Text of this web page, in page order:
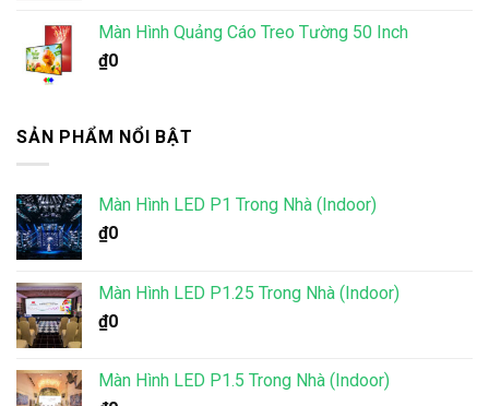
Màn Hình Quảng Cáo Treo Tường 50 Inch
₫0
SẢN PHẨM NỔI BẬT
Màn Hình LED P1 Trong Nhà (Indoor)
₫0
Màn Hình LED P1.25 Trong Nhà (Indoor)
₫0
Màn Hình LED P1.5 Trong Nhà (Indoor)